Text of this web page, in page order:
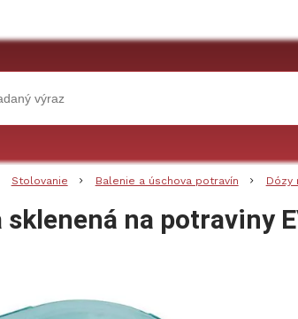
Stolovanie Balenie a úschova potravín Dózy
sklenená na potraviny